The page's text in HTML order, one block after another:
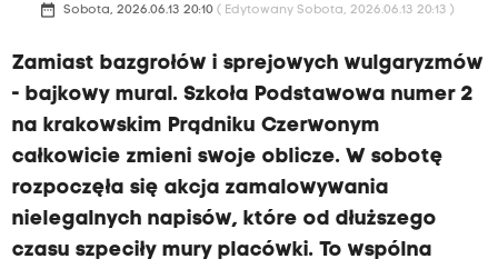
date_range Sobota, 2026.06.13 20:10 ( Edytowany Sobota, 2026.06.13 20:13 )
Zamiast bazgrołów i sprejowych wulgaryzmów
- bajkowy mural. Szkoła Podstawowa numer 2
na krakowskim Prądniku Czerwonym
całkowicie zmieni swoje oblicze. W sobotę
rozpoczęła się akcja zamalowywania
nielegalnych napisów, które od dłuższego
czasu szpeciły mury placówki. To wspólna